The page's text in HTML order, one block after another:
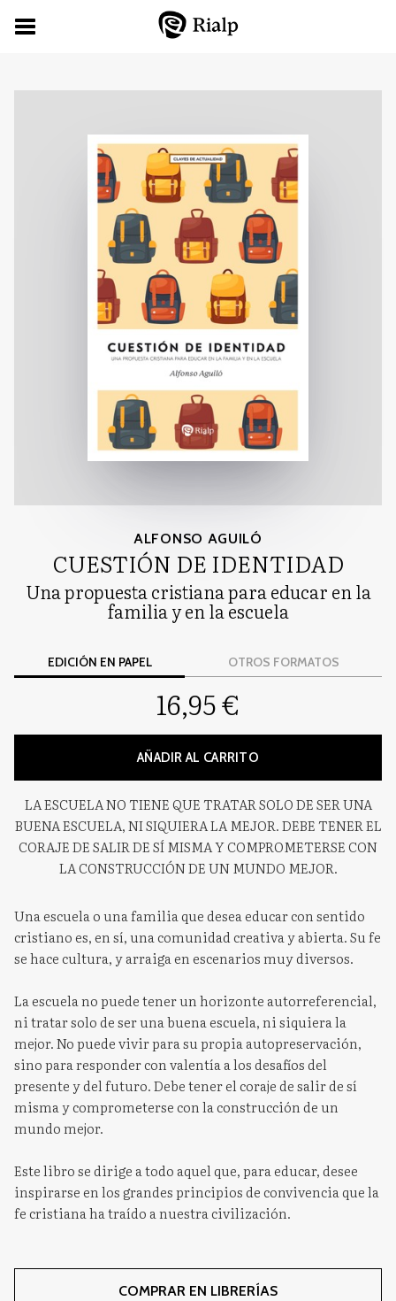
ALFONSO AGUILÓ
CUESTIÓN DE IDENTIDAD
Una propuesta cristiana para educar en la
familia y en la escuela
EDICIÓN EN PAPEL OTROS FORMATOS
16,95 €
AÑADIR AL CARRITO
LA ESCUELA NO TIENE QUE TRATAR SOLO DE SER UNA
BUENA ESCUELA, NI SIQUIERA LA MEJOR. DEBE TENER EL
CORAJE DE SALIR DE SÍ MISMA Y COMPROMETERSE CON
LA CONSTRUCCIÓN DE UN MUNDO MEJOR.
Una escuela o una familia que desea educar con sentido
cristiano es, en sí, una comunidad creativa y abierta. Su fe
se hace cultura, y arraiga en escenarios muy diversos.
La escuela no puede tener un horizonte autorreferencial,
ni tratar solo de ser una buena escuela, ni siquiera la
mejor. No puede vivir para su propia autopreservación,
sino para responder con valentía a los desafíos del
presente y del futuro. Debe tener el coraje de salir de sí
misma y comprometerse con la construcción de un
mundo mejor.
Este libro se dirige a todo aquel que, para educar, desee
inspirarse en los grandes principios de convivencia que la
fe cristiana ha traído a nuestra civilización.
COMPRAR EN LIBRERÍAS